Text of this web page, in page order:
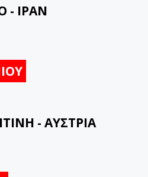
- ΙΡΑΝ
- ΑΥΣΤΡΙΑ